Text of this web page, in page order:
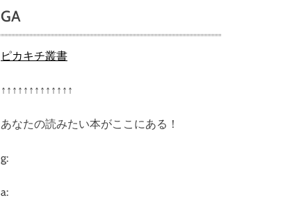
o
o
m
e
GA
ピカキチ叢書
↑↑↑↑↑↑↑↑↑↑↑↑↑
あなたの読みたい本がここにある！
g:
a: